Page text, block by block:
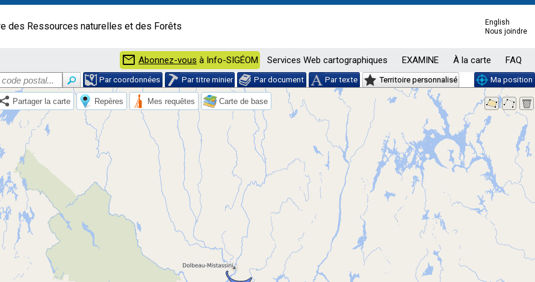
des Ressources naturelles et des Forêts
English
Nous joindre
mail Abonnez-vous à Info-SIGÉOM Services Web cartographiques EXAMINE À la carte FAQ
Par coordonnées Par titre minier Par document Par texte Territoire personnalisé
Ma position
Partager la carte Repères Mes requêtes Carte de base